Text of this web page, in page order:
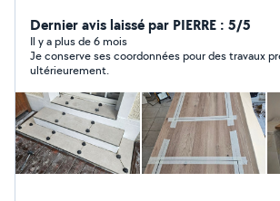
maçonnerie,carrelage, pose de parquet, mécanique,
isolation , soufflage des
sur la région parisienne
Dernier avis laissé par PIERRE : 5/5
Il y a plus de 6 mois
Je conserve ses coordonnées pour des travaux
ultérieurement.